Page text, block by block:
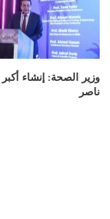
وزير الصحة: إنشاء
ناصر